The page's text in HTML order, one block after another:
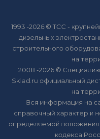
1993 -2026 © ТСС -
дизельных
строительного
на
2008 -2026 ©
Sklad.ru официальный
на
Вся информация на
справочный характер и
определяемой
кодекса